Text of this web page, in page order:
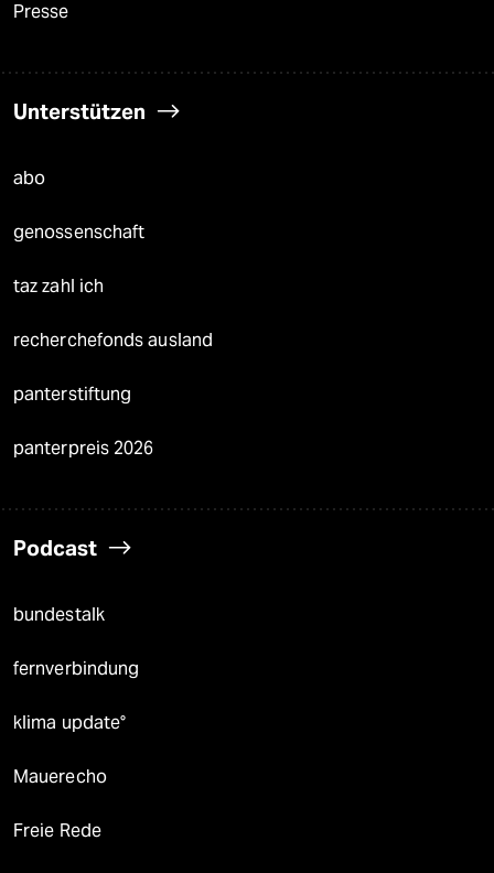
Presse
Unterstützen
abo
genossenschaft
taz zahl ich
recherchefonds ausland
panterstiftung
panterpreis 2026
Podcast
bundestalk
fernverbindung
klima update°
Mauerecho
Freie Rede